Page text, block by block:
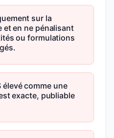
sur la
et en ne pénalisant
ou formulations
élevé comme une
exacte, publiable